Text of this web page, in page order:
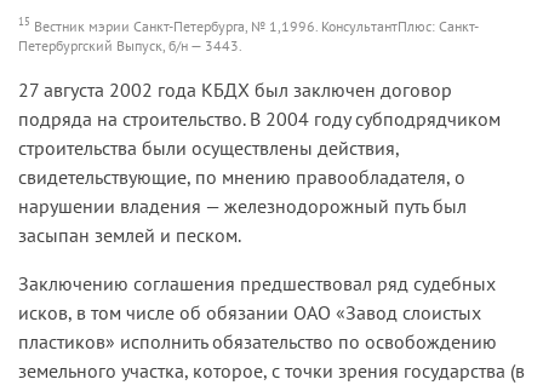
15 Вестник мэрии Санкт-Петербурга, № 1,1996. КонсультантПлюс: Санкт-
Петербургский Выпуск, б/н — 3443.
27 августа 2002 года КБДХ был заключен договор
подряда на строительство. В 2004 году субподрядчиком
строительства были осуществлены действия,
свидетельствующие, по мнению правообладателя, о
нарушении владения — железнодорожный путь был
засыпан землей и песком.
Заключению соглашения предшествовал ряд судебных
исков, в том числе об обязании ОАО «Завод слоистых
пластиков» исполнить обязательство по освобождению
земельного участка, которое, с точки зрения государства (в